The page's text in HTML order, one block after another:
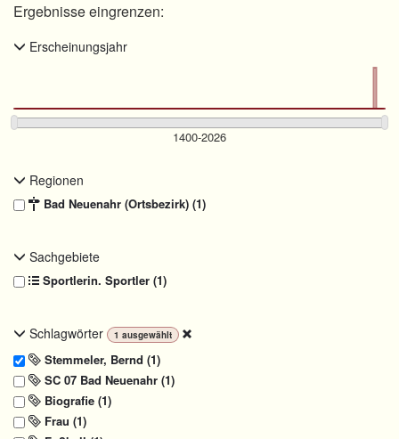
Ergebnisse eingrenzen:
Erscheinungsjahr
Regionen
Bad Neuenahr (Ortsbezirk) (1)
Sachgebiete
Sportlerin. Sportler (1)
Schlagwörter 1 ausgewählt
Stemmeler, Bernd (1)
SC 07 Bad Neuenahr (1)
Biografie (1)
Frau (1)